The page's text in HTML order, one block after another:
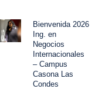
Bienvenida 2026
Ing. en
Negocios
Internacionales
– Campus
Casona Las
Condes